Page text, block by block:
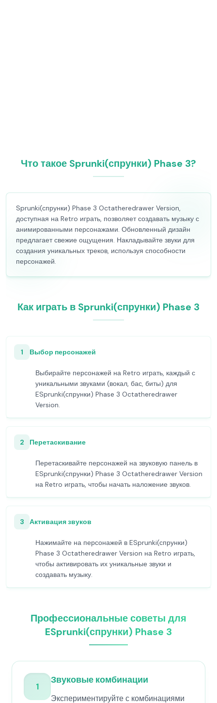
Что такое Sprunki(спрунки) Phase 3?
Sprunki(спрунки) Phase 3 Octatheredrawer Version,
доступная на Retro играть, позволяет создавать музыку с
анимированными персонажами. Обновленный дизайн
предлагает свежие ощущения. Накладывайте звуки для
создания уникальных треков, используя способности
персонажей.
Как играть в Sprunki(спрунки) Phase 3
1 Выбор персонажей
Выбирайте персонажей на Retro играть, каждый с
уникальными звуками (вокал, бас, биты) для
ESprunki(спрунки) Phase 3 Octatheredrawer
Version.
2 Перетаскивание
Перетаскивайте персонажей на звуковую панель в
ESprunki(спрунки) Phase 3 Octatheredrawer Version
на Retro играть, чтобы начать наложение звуков.
3 Активация звуков
Нажимайте на персонажей в ESprunki(спрунки)
Phase 3 Octatheredrawer Version на Retro играть,
чтобы активировать их уникальные звуки и
создавать музыку.
Профессиональные советы для
ESprunki(спрунки) Phase 3
1
Звуковые комбинации
Экспериментируйте с комбинациями